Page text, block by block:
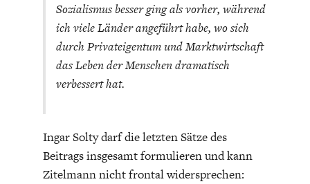
Sozialismus besser ging als vorher, während
ich viele Länder angeführt habe, wo sich
durch Privateigentum und Marktwirtschaft
das Leben der Menschen dramatisch
verbessert hat.
Ingar Solty darf die letzten Sätze des
Beitrags insgesamt formulieren und kann
Zitelmann nicht frontal widersprechen: